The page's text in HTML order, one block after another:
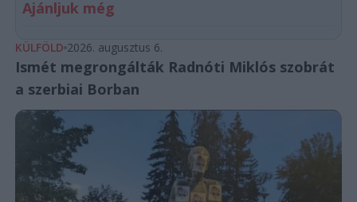
Ajánljuk még
KÜLFÖLD 2026. augusztus 6.
Ismét megrongálták Radnóti Miklós szobrát
a szerbiai Borban